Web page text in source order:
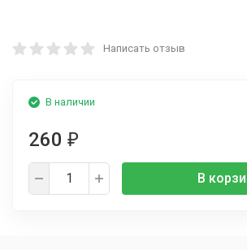
Написать отзыв
В наличии
260 ₽
В